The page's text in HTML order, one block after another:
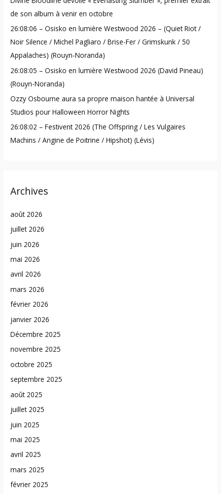
f
o
r
:
de son album à venir en octobre
26:08:06 – Osisko en lumière Westwood 2026 – (Quiet Riot /
Noir Silence / Michel Pagliaro / Brise-Fer / Grimskunk / 50
Appalaches) (Rouyn-Noranda)
26:08:05 – Osisko en lumière Westwood 2026 (David Pineau)
(Rouyn-Noranda)
Ozzy Osbourne aura sa propre maison hantée à Universal
Studios pour Halloween Horror Nights
26:08:02 – Festivent 2026 (The Offspring / Les Vulgaires
Machins / Angine de Poitrine / Hipshot) (Lévis)
Archives
août 2026
juillet 2026
juin 2026
mai 2026
avril 2026
mars 2026
février 2026
janvier 2026
Décembre 2025
novembre 2025
octobre 2025
septembre 2025
août 2025
juillet 2025
juin 2025
mai 2025
avril 2025
mars 2025
février 2025